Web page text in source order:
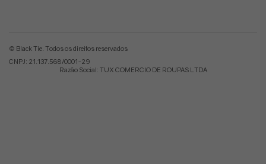
© Black Tie. Todos os direitos reservados
CNPJ: 21.137.568/0001-29
Razão Social: TUX COMERCIO DE ROUPAS LTDA